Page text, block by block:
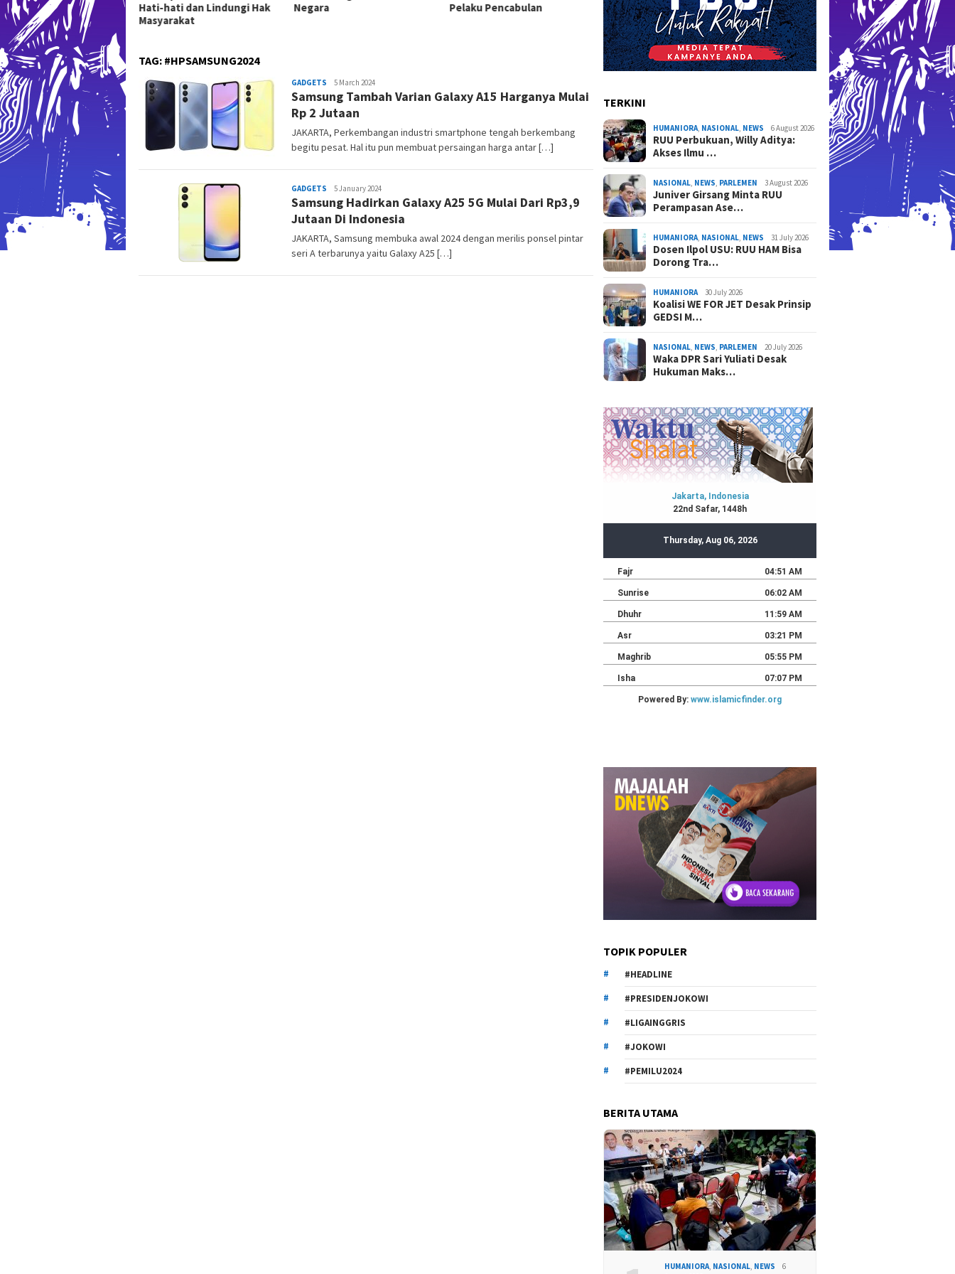
Hak Dasar Warga
Hati-hati dan Lindungi Hak
Masyarakat
Negara
Pelaku Pencabulan
Intervensi Hukum
adalah Hak Dasar Warga
Negara
Hati-
TAG: #HPSAMSUNG2024
GADGETS Marhon
5 March 2024
Samsung Tambah Varian Galaxy A15 Harganya Mulai
Rp 2 Jutaan
JAKARTA, Perkembangan industri smartphone tengah berkembang
begitu pesat. Hal itu pun membuat persaingan harga antar […]
GADGETS Marhon
5 January 2024
Samsung Hadirkan Galaxy A25 5G Mulai Dari Rp3,9
Jutaan Di Indonesia
JAKARTA, Samsung membuka awal 2024 dengan merilis ponsel pintar
seri A terbarunya yaitu Galaxy A25 […]
TERKINI
HUMANIORA NASIONAL NEWS 6 August 2026
RUU Perbukuan, Willy Aditya:
Akses Ilmu …
NASIONAL NEWS PARLEMEN 3 August 2026
Juniver Girsang Minta RUU
Perampasan Ase…
HUMANIORA NASIONAL NEWS 31 July 2026
Dosen Ilpol USU: RUU HAM Bisa
Dorong Tra…
HUMANIORA 30 July 2026
Koalisi WE FOR JET Desak Prinsip
GEDSI M…
NASIONAL NEWS PARLEMEN 20 July 2026
Waka DPR Sari Yuliati Desak
Hukuman Maks…
TOPIK POPULER
#HEADLINE
#PRESIDENJOKOWI
#LIGAINGGRIS
#JOKOWI
#PEMILU2024
BERITA UTAMA
HUMANIORA, NASIONAL, NEWS
6